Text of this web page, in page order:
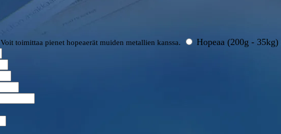
Voit toimittaa pienet hopeaerät muiden metallien kanssa. Hopeaa (200g - 35kg)